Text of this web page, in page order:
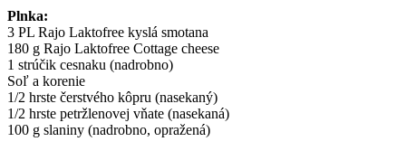
Plnka:
3 PL Rajo Laktofree kyslá smotana
180 g Rajo Laktofree Cottage cheese
1 strúčik cesnaku (nadrobno)
Soľ a korenie
1/2 hrste čerstvého kôpru (nasekaný)
1/2 hrste petržlenovej vňate (nasekaná)
100 g slaniny (nadrobno, opražená)